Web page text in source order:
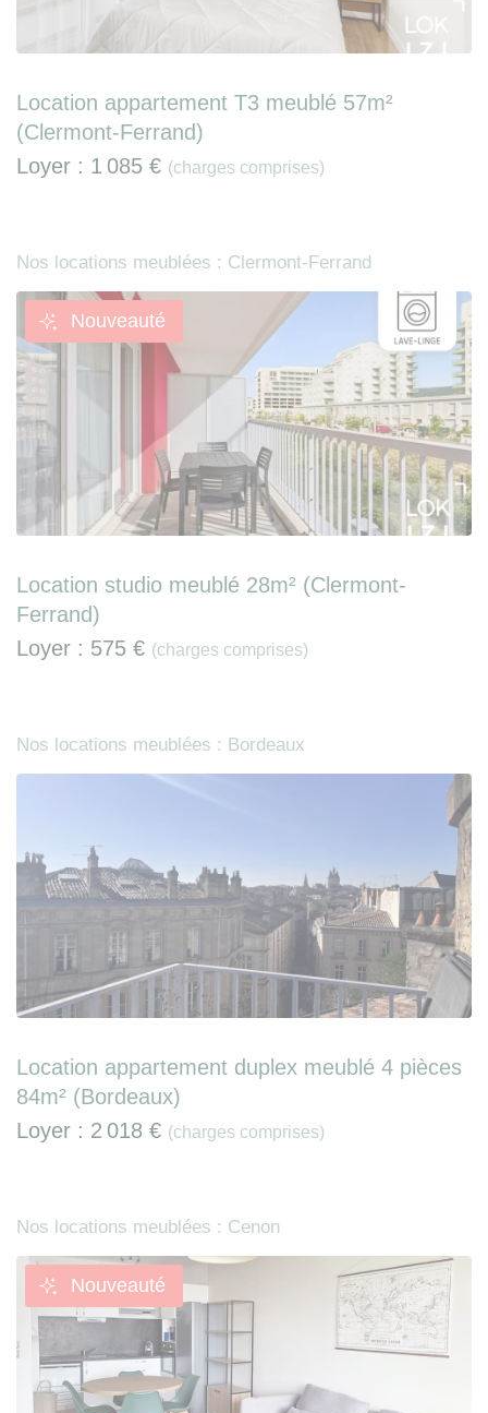
Location appartement T3 meublé 57m²
(Clermont-Ferrand)
Loyer : 1 085 € (charges comprises)
Nos locations meublées : Clermont-Ferrand
Nouveauté
Location studio meublé 28m² (Clermont-
Ferrand)
Loyer : 575 € (charges comprises)
Nos locations meublées : Bordeaux
Location appartement duplex meublé 4 pièces
84m² (Bordeaux)
Loyer : 2 018 € (charges comprises)
Nos locations meublées : Cenon
Nouveauté